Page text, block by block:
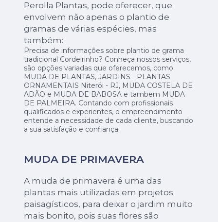
Perolla Plantas, pode oferecer, que
envolvem não apenas o plantio de
gramas de várias espécies, mas
também:
Precisa de informações sobre plantio de grama
tradicional Cordeirinho? Conheça nossos serviços,
são opções variadas que oferecemos, como
MUDA DE PLANTAS, JARDINS - PLANTAS
ORNAMENTAIS Niterói - RJ, MUDA COSTELA DE
ADÃO e MUDA DE BABOSA e tambem MUDA
DE PALMEIRA. Contando com profissionais
qualificados e experientes, o empreendimento
entende a necessidade de cada cliente, buscando
a sua satisfação e confiança.
MUDA DE PRIMAVERA
A muda de primavera é uma das
plantas mais utilizadas em projetos
paisagísticos, para deixar o jardim muito
mais bonito, pois suas flores são